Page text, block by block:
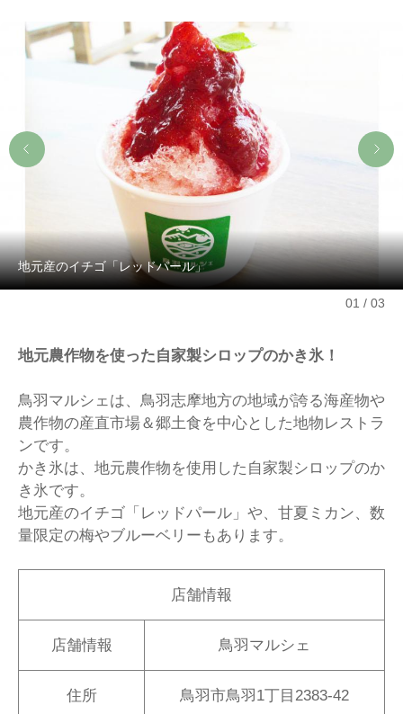
地元産のイチゴ「レッドパール」
01 03
地元農作物を使った自家製シロップのかき氷！
鳥羽マルシェは、鳥羽志摩地方の地域が誇る海産物や
農作物の産直市場＆郷土食を中心とした地物レストラ
ンです。
かき氷は、地元農作物を使用した自家製シロップのか
き氷です。
地元産のイチゴ「レッドパール」や、甘夏ミカン、数
量限定の梅やブルーベリーもあります。
店舗情報
店舗情報 鳥羽マルシェ
住所 鳥羽市鳥羽1丁目2383-42